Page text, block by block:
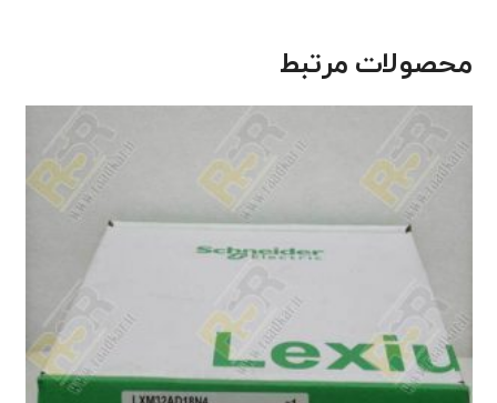
محصولات مرتبط